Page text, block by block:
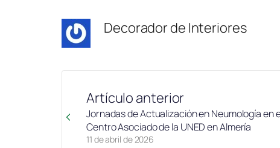
Decorador de Interiores
Artículo anterior
11 de abril de 2026
Jornadas de Actualización en Neumología en
Centro Asociado de la UNED en Almería